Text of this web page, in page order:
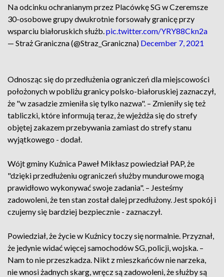
Na odcinku ochranianym przez Placówkę SG w Czeremsze
30-osobowe grupy dwukrotnie forsowały granicę przy
wsparciu białoruskich służb.pic.twitter.com/YRY88Ckn2a
— Straż Graniczna (@Straz_Graniczna) December 7, 2021
Odnosząc się do przedłużenia ograniczeń dla miejscowości
położonych w pobliżu granicy polsko-białoruskiej zaznaczył,
że "w zasadzie zmieniła się tylko nazwa". – Zmieniły się też
tabliczki, które informują teraz, że wjeżdża się do strefy
objętej zakazem przebywania zamiast do strefy stanu
wyjątkowego - dodał.
Wójt gminy Kuźnica Paweł Mikłasz powiedział PAP, że
"dzięki przedłużeniu ograniczeń służby mundurowe mogą
prawidłowo wykonywać swoje zadania". – Jesteśmy
zadowoleni, że ten stan został dalej przedłużony. Jest spokój i
czujemy się bardziej bezpiecznie - zaznaczył.
Powiedział, że życie w Kuźnicy toczy się normalnie. Przyznał,
że jedynie widać więcej samochodów SG, policji, wojska. –
Nam to nie przeszkadza. Nikt z mieszkańców nie narzeka,
nie wnosi żadnych skarg, wręcz są zadowoleni, że służby są